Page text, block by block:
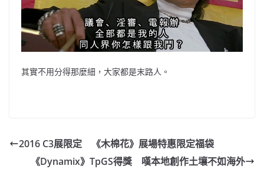
其實不用分得那麼細，大家都是末路人。
2016 C3展限定 《木棉花》展場特惠限定福袋
《Dynamix》TpGS得獎 嘆本地創作土壤不如海外